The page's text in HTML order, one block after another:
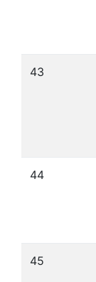
43
44
45